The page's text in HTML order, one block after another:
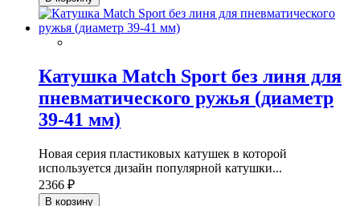
Катушка Match Sport без линя для
пневматического ружья (диаметр
39-41 мм)
Новая серия пластиковых катушек в которой
используется дизайн популярной катушки...
2366 ₽
В корзину